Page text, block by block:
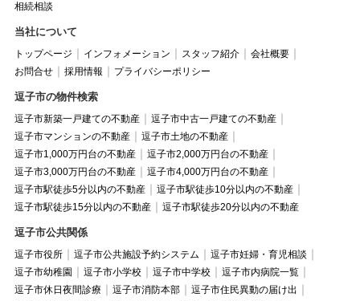
相続相談
当社について
トップページ インフォメーション スタッフ紹介
会社概要
お問合せ
採用情報 プライバシーポリシー
逗子市の物件検索
逗子市新築一戸建ての不動産
逗子市中古一戸建ての不動産
逗子市マンションの不動産
逗子市土地の不動産
逗子市1,000万円台の不動産
逗子市2,000万円台の不動産
逗子市3,000万円台の不動産
逗子市4,000万円台の不動産
逗子市駅徒歩5分以内の不動産
逗子市駅徒歩10分以内の不動産
逗子市駅徒歩15分以内の不動産
逗子市駅徒歩20分以内の不動産
逗子市公共関係
逗子市役所 逗子市公共施設予約システム
逗子市妊婦・育児相談
逗子市幼稚園
逗子市小学校 逗子市中学校
逗子市内病院一覧
逗子市休日夜間診療
逗子市消防本部
逗子市住民異動の届け出